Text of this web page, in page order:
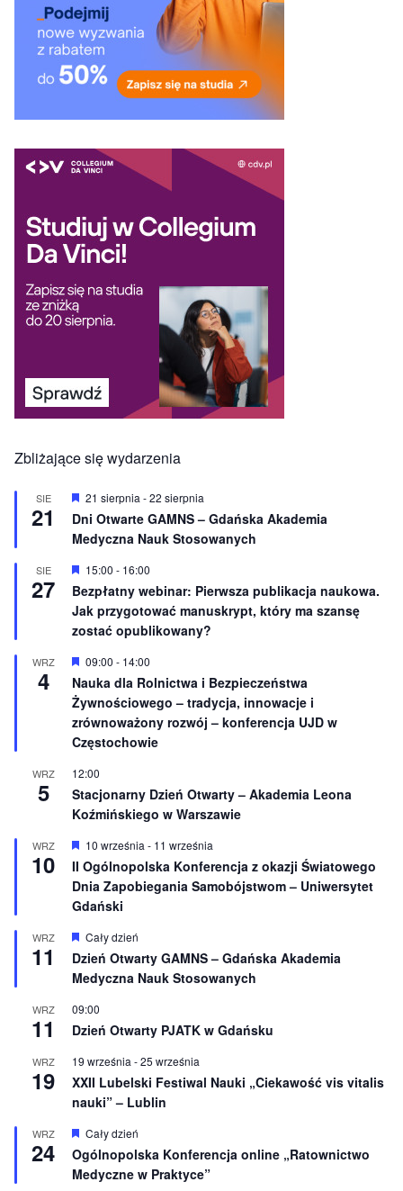
Zbliżające się wydarzenia
SIE
21
W
r
ó
n
o
n
e
21 sierpnia -22 sierpnia
Dni Otwarte GAMNS – Gdańska Akademia
Medyczna Nauk Stosowanych
SIE
27
W
r
ó
ż
n
i
o
n
e
15:00 - 16:00
Bezpłatny webinar: Pierwsza publikacja naukowa.
Jak przygotować manuskrypt, który ma szansę
zostać opublikowany?
WRZ
4
W
r
ó
ż
n
i
n
e
09:00 - 14:00
Nauka dla Rolnictwa i Bezpieczeństwa
Żywnościowego – tradycja, innowacje i
zrównoważony rozwój – konferencja UJD w
Częstochowie
WRZ
5
12:00
Stacjonarny Dzień Otwarty – Akademia Leona
Koźmińskiego w Warszawie
WRZ
10
W
y
r
ó
ż
n
o
n
e
10 września - 11 września
II Ogólnopolska Konferencja z okazji Światowego
Dnia Zapobiegania Samobójstwom – Uniwersytet
Gdański
WRZ
11
W
y
r
ó
n
o
e
Cały dzień
Dzień Otwarty GAMNS – Gdańska Akademia
Medyczna Nauk Stosowanych
WRZ
11
09:00
Dzień Otwarty PJATK w Gdańsku
WRZ
19
19 września -25 września
XXII Lubelski Festiwal Nauki „Ciekawość vis vitalis
nauki” – Lublin
WRZ
24
W
r
ó
Cały dzień
Ogólnopolska Konferencja online „Ratownictwo
Medyczne w Praktyce”